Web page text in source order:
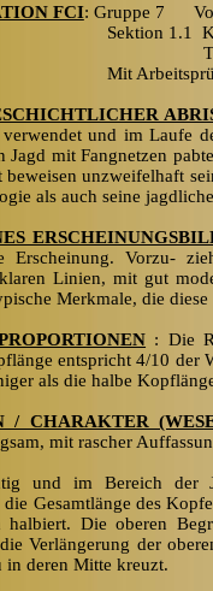
FCI: Gruppe 7
Sektion 1.1
Mit
und im Laufe
Jagd mit Fangnetzen pab
beweisen unzweifelhaft
als auch seine
Erscheinung. Vorzu-
Linien, mit gut
Merkmale, die diese
: Die
entspricht 4/10 der
als die halbe
/ CHARAKTER
mit rascher
und im Bereich der
Gesamtlänge des
halbiert. Die oberen
die Verlängerung der
in deren Mitte kreuzt.